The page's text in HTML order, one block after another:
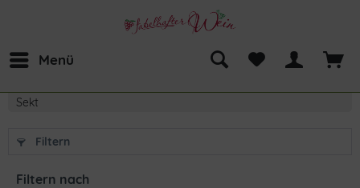
Menü
Sekt
Filtern
Filtern nach